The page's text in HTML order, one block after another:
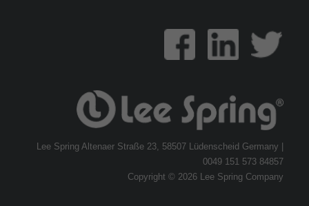
Lee Spring Altenaer Straße 23, 58507 Lüdenscheid Germany |
0049 151 573 84857
Copyright © 2026 Lee Spring Company